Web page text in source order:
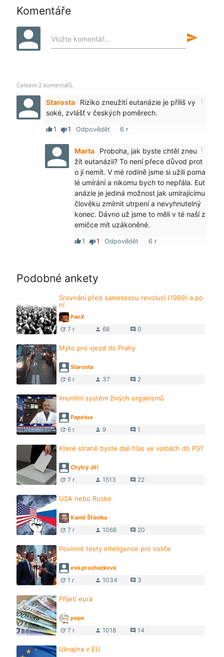
Komentáře
Vložte komentář... send
Celkem 2 komentářů.
Starosta more_vert
Riziko zneužití eutanázie je příliš vy
soké, zvlášť v českých poměrech.
thumb_up1 thumb_down1 Odpovědět 6 r
Marta more_vert
Proboha, jak byste chtěl zneu
žít eutanázii? To není přece důvod prot
o jí nemít. V mé rodině jsme si užili poma
lé umírání a nikomu bych to nepřála. Eut
anázie je jediná možnost jak umírajícímu
člověku zmírnit utrpení a nevyhnutelný
konec. Dávno už jsme to měli v té naší z
emičce mít uzákoněné.
thumb_up1 thumb_down1 Odpovědět 6 r
Podobné ankety
Srovnání před sametovou revolucí (1989) a po
ní
PanX
update 7 r person 68 comment 0
Mýto pro vjezd do Prahy
Starosta
update 6 r person 37 comment 2
Imunitní systém živých organismů
Papetua
update 6 r person 9 comment 1
Které straně byste dali hlas ve volbách do PS?
Chytrý Jiří
update 7 r person 1513 comment 22
USA nebo Rusko
Kamil Šťástka
update 7 r person 1066 comment 20
Povinné testy inteligence pro voliče
eva.prochazkova
update 1 r person 1034 comment 3
Přijetí eura
pepe
update 7 r person 1018 comment 14
Ukrajina v EU